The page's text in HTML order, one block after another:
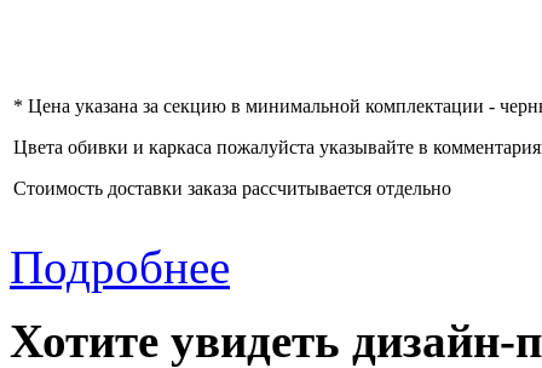
* Цена указана за секцию в минимальной комплектации -
Цвета обивки и каркаса пожалуйста указывайте в
Стоимость доставки заказа рассчитывается отдельно
Подробнее
Хотите увидеть дизайн-